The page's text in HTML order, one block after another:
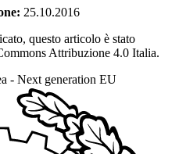
25.10.2016
questo articolo è stato
Attribuzione 4.0 Italia.